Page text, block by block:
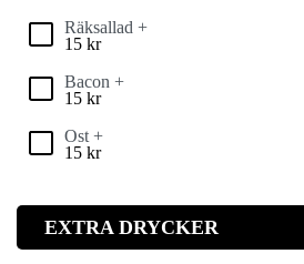
Räksallad +
15 kr
Bacon +
15 kr
Ost +
15 kr
EXTRA DRYCKER